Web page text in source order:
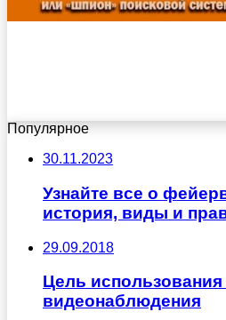
Популярное
30.11.2023
Узнайте все о
история, виды и
29.09.2018
Цель использования
видеонаблюдения